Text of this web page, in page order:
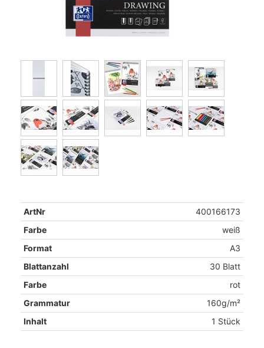
ArtNr
400166173
Farbe
weiß
Format
A3
Blattanzahl
30 Blatt
Farbe
rot
Grammatur
160g/m²
Inhalt
1 Stück